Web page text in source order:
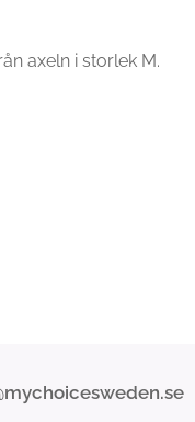
axeln i storlek M.